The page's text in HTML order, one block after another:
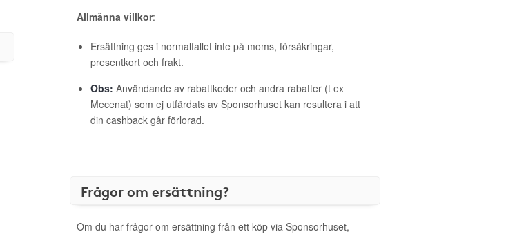
Allmänna villkor:
Ersättning ges i normalfallet inte på moms, försäkringar,
presentkort och frakt.
Obs: Användande av rabattkoder och andra rabatter (t ex
Mecenat) som ej utfärdats av Sponsorhuset kan resultera i att
din cashback går förlorad.
Frågor om ersättning?
Om du har frågor om ersättning från ett köp via Sponsorhuset,